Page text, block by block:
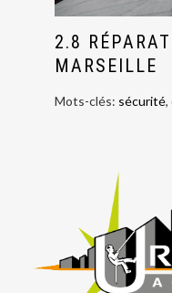
2.8
MARSEILLE
Mots-clés: sécurité,